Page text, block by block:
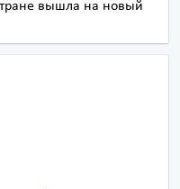
вышла на новый